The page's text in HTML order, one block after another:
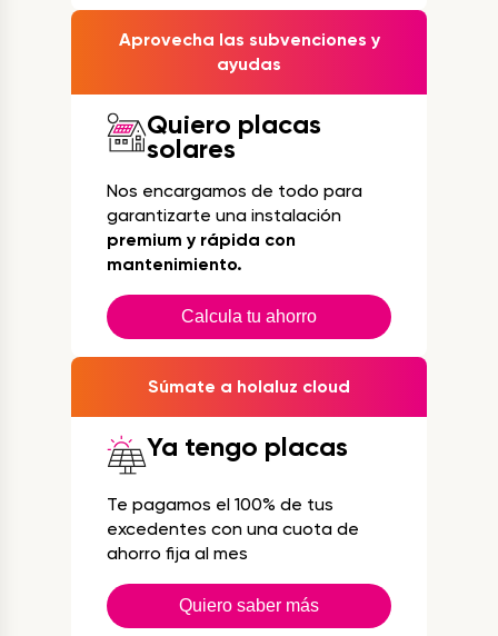
Aprovecha las subvenciones y
ayudas
Quiero placas
solares
Nos encargamos de todo para
garantizarte una instalación
premium y rápida con
mantenimiento.
Calcula tu ahorro
Súmate a holaluz cloud
Ya tengo placas
Te pagamos el 100% de tus
excedentes con una cuota de
ahorro fija al mes
Quiero saber más